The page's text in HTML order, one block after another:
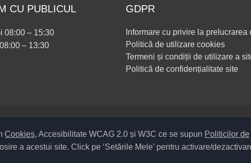
Cookies, Accesibilitate WCAG 2.0 și W3C ce se supun Politicilor de
a acestui site. Click pe ‘Setările Mele’ pentru activare/
CU PUBLICUL
08:00 – 15:30
– 13:30
GDPR
Informare cu privire la prelucrarea
Politică de utilizare cookies
Termeni și condiții de utilizare a
Politică de confidențialitate site
Setări Cookies și Accesibilitate
UAT – 14 – C – Comună / Codul SIRUTA al Unității Administrativ Teritoriale